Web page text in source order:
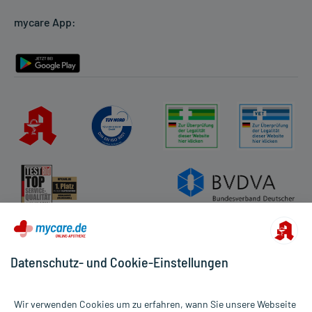
Rückgabe/Widerruf
mycare App:
Datenschutz- und Cookie-Einstellungen
Wir verwenden Cookies um zu erfahren, wann Sie unsere Webseite